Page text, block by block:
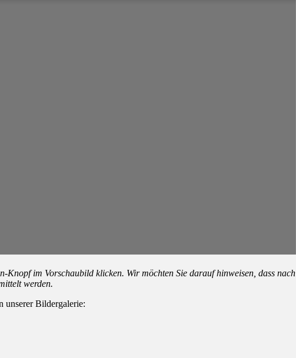
Knopf im Vorschaubild klicken. Wir möchten Sie darauf hinweisen, dass nach
werden.
unserer Bildergalerie: